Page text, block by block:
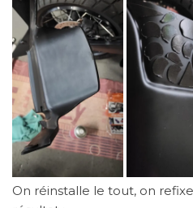
On réinstalle le tout, on